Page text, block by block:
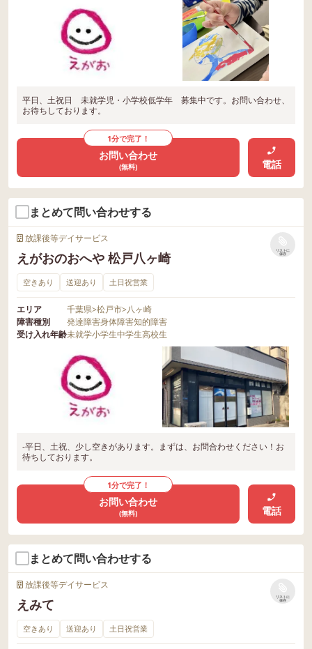
平日、土祝日 未就学児・小学校低学年 募集中です。お問い合わせ、
お待ちしております。
1分で完了！
お問い合わせ
(無料) 電話
まとめて問い合わせする
放課後等デイサービス
えがおのおへや 松戸八ヶ崎
リストに
保存
空きあり 送迎あり 土日祝営業
エリア 千葉県>松戸市>八ヶ崎
障害種別
発達障害身体障害知的障害
受け入れ年齢未就学小学生中学生高校生
-平日、土祝、少し空きがあります。まずは、お問合わせください！お
待ちしております。
1分で完了！
お問い合わせ
(無料) 電話
まとめて問い合わせする
放課後等デイサービス
えみて
リストに
保存
空きあり 送迎あり 土日祝営業